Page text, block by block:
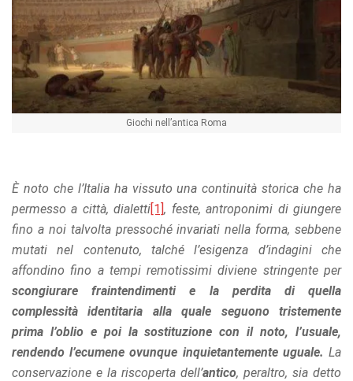
Giochi nell’antica Roma
È noto che l’Italia ha vissuto una continuità storica che ha
permesso a città, dialetti[1], feste, antroponimi di giungere
fino a noi talvolta pressoché invariati nella forma, sebbene
mutati nel contenuto, talché l’esigenza d’indagini che
affondino fino a tempi remotissimi diviene stringente per
scongiurare fraintendimenti e la perdita di quella
complessità identitaria alla quale seguono tristemente
prima l’oblio e poi la sostituzione con il noto, l’usuale,
rendendo l’ecumene ovunque inquietantemente uguale. La
conservazione e la riscoperta dell’antico, peraltro, sia detto